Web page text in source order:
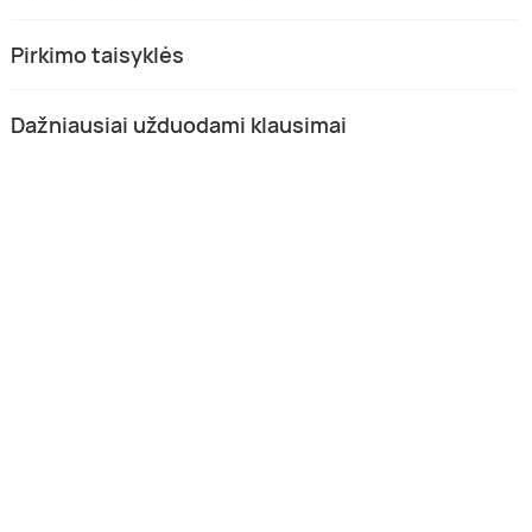
Pirkimo taisyklės
Dažniausiai užduodami klausimai